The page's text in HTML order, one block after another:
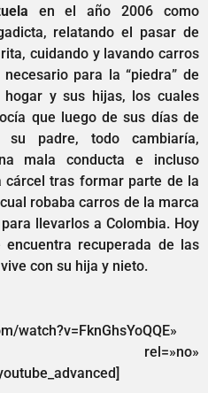
en el año 2006 como
relatando el pasar de
cuidando y lavando carros
para la “piedra” de
y sus hijas, los cuales
que luego de sus días de
padre, todo cambiaría,
mala conducta e incluso
cárcel tras formar parte de la
robaba carros de la marca
llevarlos a Colombia. Hoy
recuperada de las
con su hija y nieto.
watch?v=FknGhsYoQQE»
rel=»no»